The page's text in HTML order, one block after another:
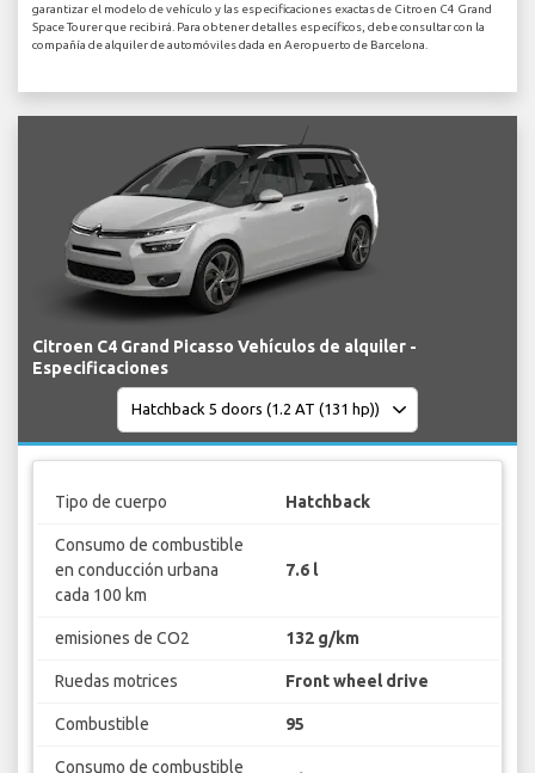
garantizar el modelo de vehículo y las especificaciones exactas de Citroen C4 Grand
Space Tourer que recibirá. Para obtener detalles específicos, debe consultar con la
compañía de alquiler de automóviles dada en Aeropuerto de Barcelona.
Citroen C4 Grand Picasso Vehículos de alquiler -
Especificaciones
Tipo de cuerpo Hatchback
Consumo de combustible
en conducción urbana
cada 100 km
7.6 l
emisiones de CO2 132 g/km
Ruedas motrices Front wheel drive
Combustible 95
Consumo de combustible